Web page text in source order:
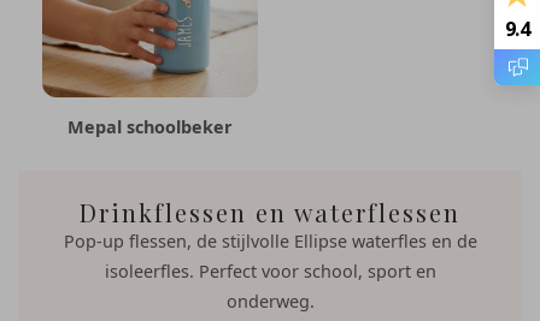
Mepal schoolbeker
Drinkflessen en waterflessen
Pop-up flessen, de stijlvolle Ellipse waterfles en de
isoleerfles. Perfect voor school, sport en
onderweg.
9.4